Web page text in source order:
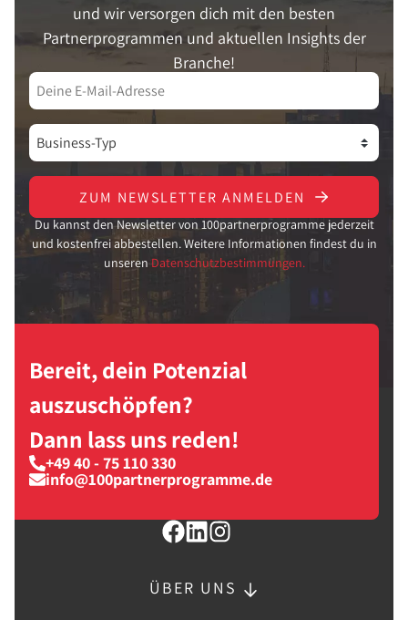
und wir versorgen dich mit den besten
Partnerprogrammen und aktuellen Insights der
Branche!
ZUM NEWSLETTER ANMELDEN
Du kannst den Newsletter von 100partnerprogramme jederzeit
und kostenfrei abbestellen. Weitere Informationen findest du in
unseren Datenschutzbestimmungen.
Bereit, dein Potenzial
auszuschöpfen?
Dann lass uns reden!
+49 40 - 75 110 330
info@100partnerprogramme.de
ÜBER UNS